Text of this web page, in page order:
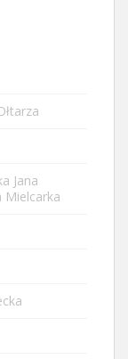
Jana
Mielcarka